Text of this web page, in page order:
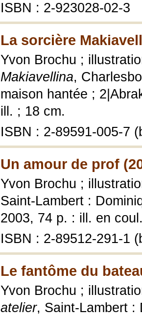
ISBN : 2-923028-02-3
La sorcière
Yvon Brochu ;
Makiavellina,
maison hantée ;
ill. ; 18 cm.
ISBN : 2-89591-005-7
Un amour de prof
Yvon Brochu ;
Saint-Lambert :
2003, 74 p. : ill. en
ISBN : 2-89512-291-1
Le fantôme du
Yvon Brochu ;
atelier, Saint-Lambert :